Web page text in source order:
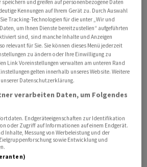
verlässt Urs Vogt, bisher
das Unternehmen zum Jahresende.
Groupe E Celsius wird in eine
umgewandelt, deren Mitarbeitende
Direktor Pascal Abbet tritt, wie
Ende 2026 in den Ruhestand.
speichern und greifen auf personenbezogene Daten
Kennungen auf Ihrem Gerät zu. Durch Auswahl
Tracking-Technologien für die unter „Wir und
um Ihnen Dienste bereitzustellen“ aufgeführten
sind, sind manche Inhalte und Anzeigen
relevant für Sie. Sie können dieses Menü jederzeit
zu ändern oder Ihre Einwilligung zu
Link Voreinstellungen verwalten am unteren Rand
gelten innerhalb unseres Website. Weitere
Datenschutzerklärung.
verarbeiten Daten, um Folgendes
Endgeräteeigenschaften zur Identifikation
oder Zugriff auf Informationen auf einem Endgerät.
Inhalte, Messung von Werbeleistung und der
sowie Entwicklung und